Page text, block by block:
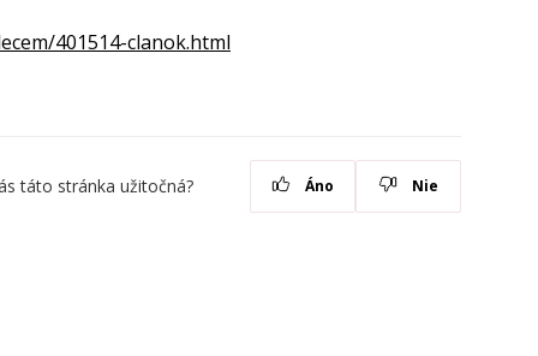
401514-clanok.html
táto stránka užitočná? Áno Nie